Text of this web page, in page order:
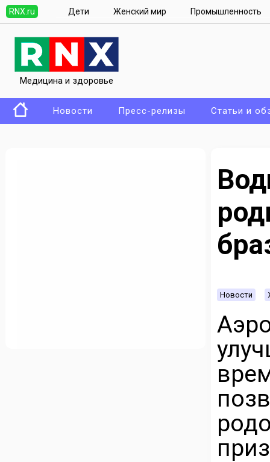
RNX.ru Дети Женский мир Промышленность
Медицина и здоровье
Новости Пресс-релизы Статьи и
Новости